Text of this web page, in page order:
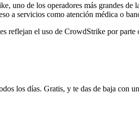
de los operadores más grandes de
a servicios como atención médica o
reflejan el uso de CrowdStrike por
los días. Gratis, y te das de baja con